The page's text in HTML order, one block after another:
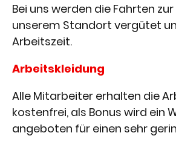
Bei uns werden die Fahrten
unserem Standort vergütet
Arbeitszeit.
Arbeitskleidung
Alle Mitarbeiter erhalten die
kostenfrei, als Bonus wird ein
angeboten für einen sehr